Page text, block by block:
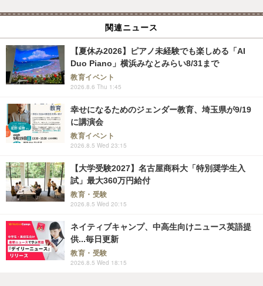
関連ニュース
【夏休み2026】ピアノ未経験でも楽しめる「AI
Duo Piano」横浜みなとみらい8/31まで
教育イベント
2026.8.6 Thu 1:45
幸せになるためのジェンダー教育、埼玉県が9/19
に講演会
教育イベント
2026.8.5 Wed 23:15
【大学受験2027】名古屋商科大「特別奨学生入
試」最大360万円給付
教育・受験
2026.8.5 Wed 20:15
ネイティブキャンプ、中高生向けニュース英語提
供...毎日更新
教育・受験
2026.8.5 Wed 18:15